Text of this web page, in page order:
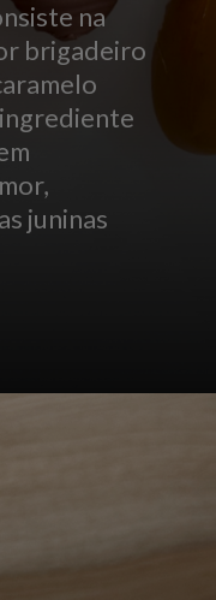
na
brigadeiro
juninas